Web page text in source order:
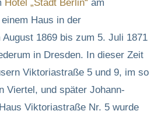
Hotel „Stadt Berlin“ am
Haus in der
1869 bis zum 5. Juli 1871
in Dresden. In dieser Zeit
Viktoriastraße 5 und 9, im so
Viertel, und später Johann-
Viktoriastraße Nr. 5 wurde